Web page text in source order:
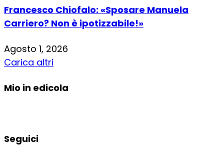
Francesco Chiofalo: «Sposare Manuela
Carriero? Non è ipotizzabile!»
Agosto 1, 2026
Carica altri
Mio in edicola
Seguici